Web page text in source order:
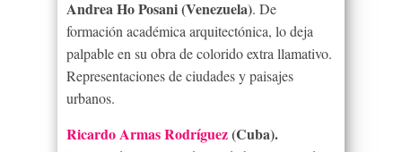
Andrea Ho Posani (Venezuela). De
formación académica arquitectónica, lo deja
palpable en su obra de colorido extra llamativo.
Representaciones de ciudades y paisajes
urbanos.
Ricardo Armas Rodríguez(Cuba).